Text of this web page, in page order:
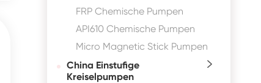
FRP Chemische Pumpen
API610 Chemische Pumpen
Micro Magnetic Stick Pumpen
China Einstufige
Kreiselpumpen
